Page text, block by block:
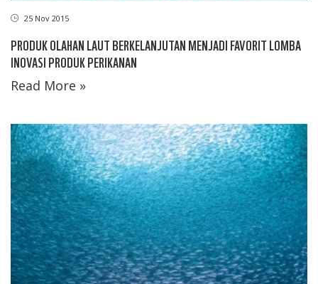
25 Nov 2015
PRODUK OLAHAN LAUT BERKELANJUTAN MENJADI FAVORIT LOMBA
INOVASI PRODUK PERIKANAN
Read More »